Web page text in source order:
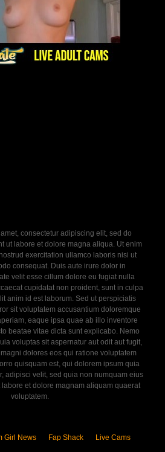
consectetur adipiscing elit, sed do
ut labore et dolore magna aliqua. Ut enim
exercitation ullamco laboris nisi ut
consequat. Duis aute irure dolor in
velit esse cillum dolore eu fugiat nulla
cupidatat non proident, sunt in culpa
anim id est laborum. Sed ut perspiciatis
sit voluptatem accusantium doloremque
eaque ipsa quae ab illo inventore
beatae vitae dicta sunt explicabo. Nemo
voluptas sit aspernatur aut odit aut fugit,
dolores eos qui ratione voluptatem
quisquam est, qui dolorem ipsum quia
adipisci velit, sed quia non numquam eius
et dolore magnam aliquam quaerat
voluptatem.
Girl News Fap Shack Live Cams